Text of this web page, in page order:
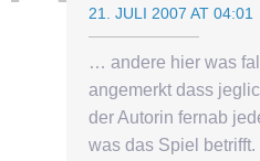
21. JULI 2007 AT 04:01
… andere hier was
angemerkt dass
der Autorin fernab
was das Spiel